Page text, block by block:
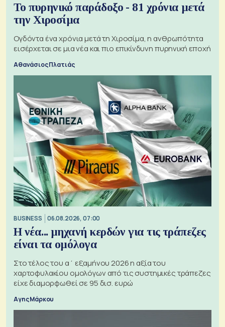
Το πυρηνικό παράδοξο - 81 χρόνια μετά
την Χιροσίμα
Ογδόντα ένα χρόνια μετά τη Χιροσίμα, η ανθρωπότητα
εισέρχεται σε μια νέα και πιο επικίνδυνη πυρηνική εποχή
Αθανάσιος Πλατιάς
BUSINESS 06.08.2026, 07:00
Η νέα... μηχανή κερδών για τις τράπεζες
είναι τα ομόλογα
Στο τέλος του α΄ εξαμήνου 2026 η αξία του
χαρτοφυλακίου ομολόγων από τις συστημικές τράπεζες
είχε διαμορφωθεί σε 95 δισ. ευρώ
Αγης Μάρκου